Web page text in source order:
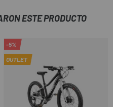
ESTE PRODUCTO
-5%
OUTLET